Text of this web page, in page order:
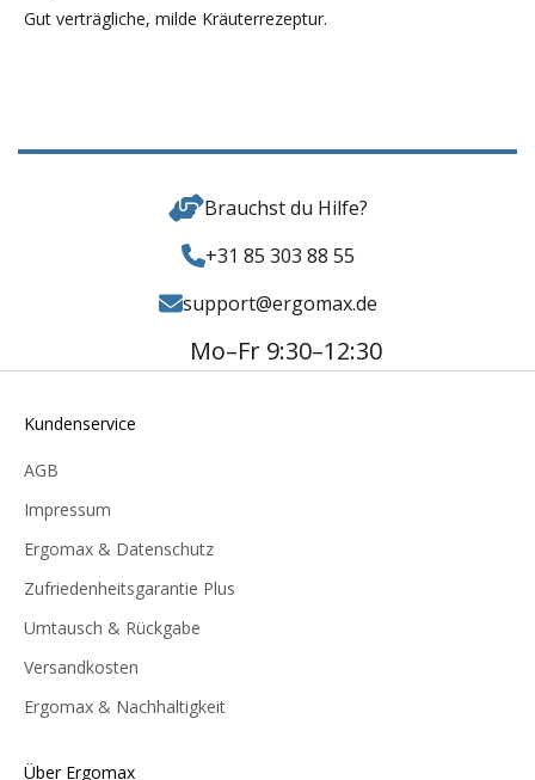
Gut verträgliche, milde Kräuterrezeptur.
Brauchst du Hilfe?
+31 85 303 88 55
support@ergomax.de
Mo–Fr 9:30–12:30
Kundenservice
AGB
Impressum
Ergomax & Datenschutz
Zufriedenheitsgarantie Plus
Umtausch & Rückgabe
Versandkosten
Ergomax & Nachhaltigkeit
Über Ergomax